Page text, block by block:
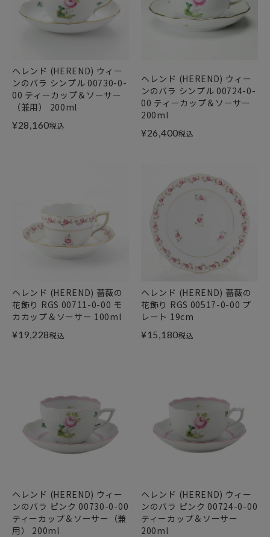
ヘレンド (HEREND) ウィー
ンのバラ シンプル 00730-0-
00 ティーカップ＆ソーサー
（兼用） 200ml
¥28,160税込
ヘレンド (HEREND) ウィー
ンのバラ シンプル 00724-0-
00 ティーカップ＆ソーサー
200ml
¥26,400税込
ヘレンド (HEREND) 薔薇の
花飾り RGS 00711-0-00 モ
カカップ＆ソーサー 100ml
¥19,228税込
ヘレンド (HEREND) 薔薇の
花飾り RGS 00517-0-00 プ
レート 19cm
¥15,180税込
ヘレンド (HEREND) ウィー
ンのバラ ピンク 00730-0-00
ティーカップ＆ソーサー（兼
用） 200ml
ヘレンド (HEREND) ウィー
ンのバラ ピンク 00724-0-00
ティーカップ＆ソーサー
200ml